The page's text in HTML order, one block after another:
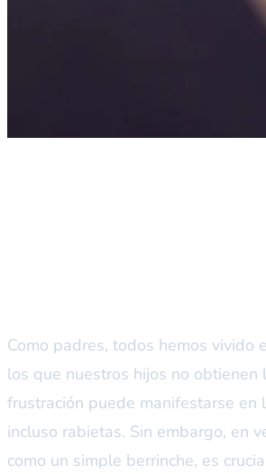
Como padres, todos hemos vivido
los que nuestros hijos no obtienen
frustración puede manifestarse en
incluso rabietas. Sin embargo, en
como un simple berrinche, es